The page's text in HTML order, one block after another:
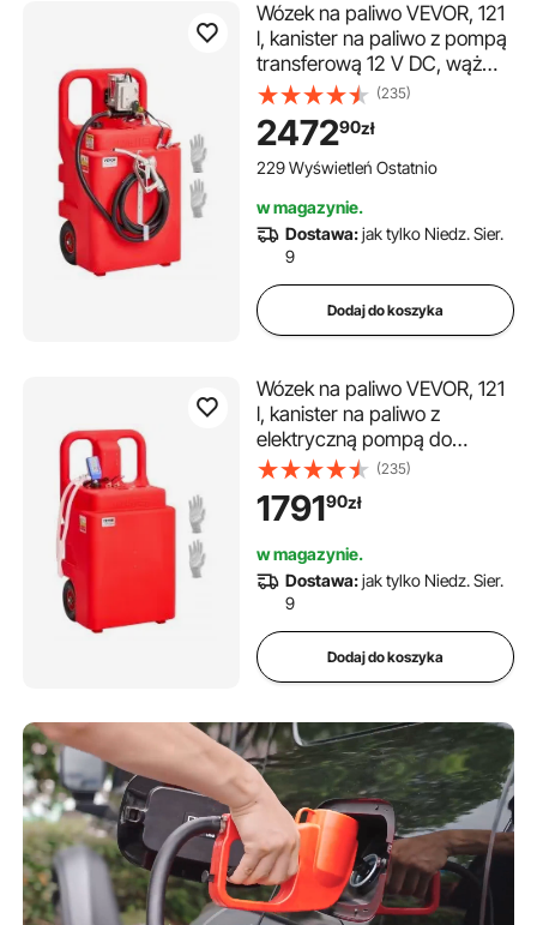
Wózek na paliwo VEVOR, 121
l, kanister na paliwo z pompą
transferową 12 V DC, wąż
doprowadzający 3,9 m i
dysza ze stopu aluminium, do
łodzi motorowych, pojazdów
terenowych, silników Diesla i
(235)
247290zł
229 Wyświetleń Ostatnio
w magazynie.
Dostawa:jak tylko Niedz. Sier.
9
Dodaj do koszyka
Wózek na paliwo VEVOR, 121
l, kanister na paliwo z
elektryczną pompą do
przesyłu paliwa o wydajności
9,46 l/min, wąż
doprowadzający o długości
automatycznego
zatrzymania, adapter do
zbiornika, odpowiedni do
oleju napędowego i benzyny,
kolor czerwony
(235)
179190zł
w magazynie.
Dostawa:jak tylko Niedz. Sier.
9
Dodaj do koszyka